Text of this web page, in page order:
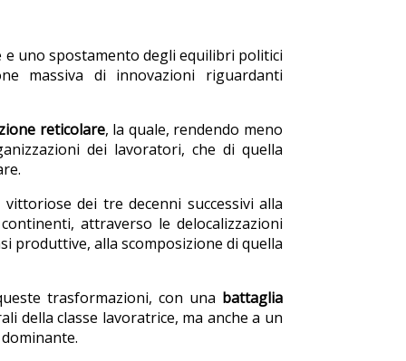
uno spostamento degli equilibri politici
massiva di innovazioni riguardanti
reticolare, la quale, rendendo meno
dei lavoratori, che di quella
dei tre decenni successivi alla
attraverso le delocalizzazioni
produttive, alla scomposizione di quella
trasformazioni, con una battaglia
della classe lavoratrice, ma anche a un